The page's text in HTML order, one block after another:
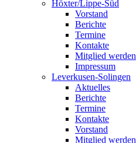
Höxter/Lippe-Süd
Vorstand
Berichte
Termine
Kontakte
Mitglied werden
Impressum
Leverkusen-Solingen
Aktuelles
Berichte
Termine
Kontakte
Vorstand
Mitglied werden